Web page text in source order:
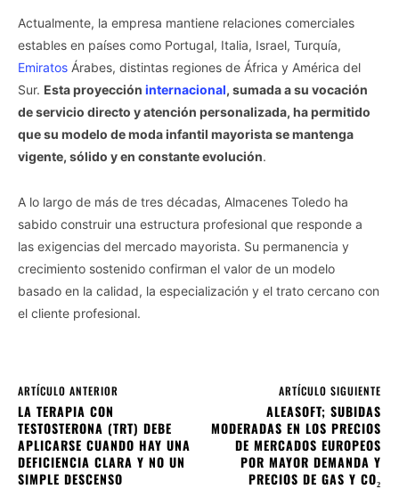
Actualmente, la empresa mantiene relaciones comerciales
estables en países como Portugal, Italia, Israel, Turquía,
Emiratos Árabes, distintas regiones de África y América del
Sur. Esta proyección internacional, sumada a su vocación
de servicio directo y atención personalizada, ha permitido
que su modelo de moda infantil mayorista se mantenga
vigente, sólido y en constante evolución.
A lo largo de más de tres décadas, Almacenes Toledo ha
sabido construir una estructura profesional que responde a
las exigencias del mercado mayorista. Su permanencia y
crecimiento sostenido confirman el valor de un modelo
basado en la calidad, la especialización y el trato cercano con
el cliente profesional.
ARTÍCULO ANTERIOR
LA TERAPIA CON
TESTOSTERONA (TRT) DEBE
APLICARSE CUANDO HAY UNA
DEFICIENCIA CLARA Y NO UN
SIMPLE DESCENSO
ARTÍCULO SIGUIENTE
ALEASOFT; SUBIDAS
MODERADAS EN LOS PRECIOS
DE MERCADOS EUROPEOS
POR MAYOR DEMANDA Y
PRECIOS DE GAS Y CO₂